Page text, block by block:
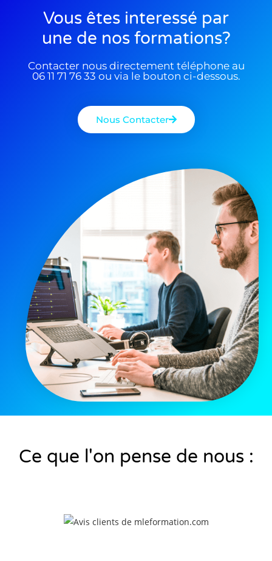
Vous êtes interessé par
une de nos formations?
Contacter nous directement téléphone au
06 11 71 76 33 ou via le bouton ci-dessous.
Nous Contacter
Ce que l'on pense de nous :